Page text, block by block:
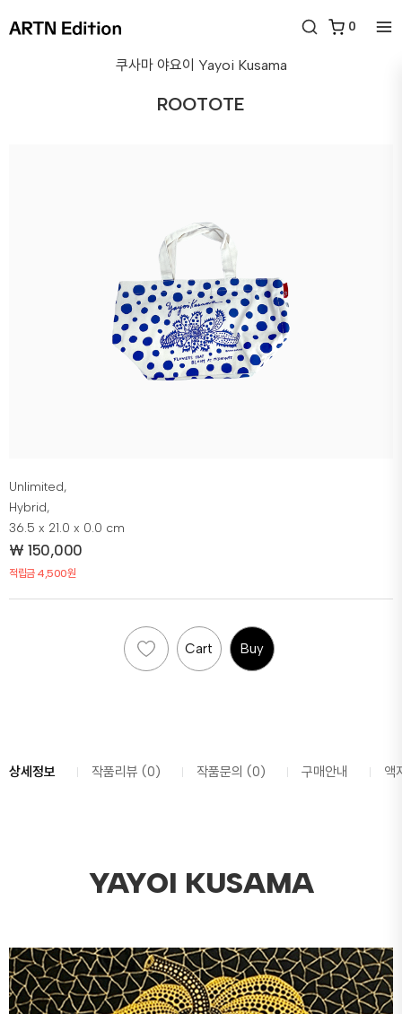
0
쿠사마 야요이 Yayoi Kusama
ROOTOTE
Unlimited,
Hybrid,
36.5 x 21.0 x 0.0 cm
₩150,000
적립금 4,500원
Cart Buy
상세정보 작품리뷰 (0) 작품문의 (0) 구매안내 액
YAYOI KUSAMA